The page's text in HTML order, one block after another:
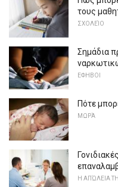
τους
ΣΧΟΛΕΊΟ
Σημάδια
ΕΦΗΒΟΙ
Πότε
ΜΩΡΆ
Η ΑΠΏΛΕΙΑ